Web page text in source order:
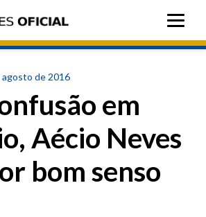
agosto de 2016
em
Aécio Neves
bom senso